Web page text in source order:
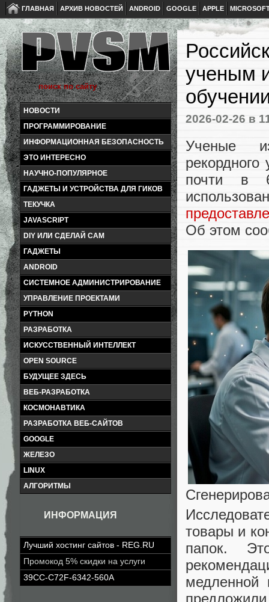
ГЛАВНАЯ АРХИВ НОВОСТЕЙ ANDROID GOOGLE APPLE
НОВОСТИ
ПРОГРАММИРОВАНИЕ
ИНФОРМАЦИОННАЯ БЕЗОПАСНОСТЬ
ЭТО ИНТЕРЕСНО
НАУЧНО-ПОПУЛЯРНОЕ
ГАДЖЕТЫ И УСТРОЙСТВА ДЛЯ ГИКОВ
ТЕКУЧКА
JAVASCRIPT
DIY ИЛИ СДЕЛАЙ САМ
ГАДЖЕТЫ
ANDROID
СИСТЕМНОЕ АДМИНИСТРИРОВАНИЕ
УПРАВЛЕНИЕ ПРОЕКТАМИ
PYTHON
РАЗРАБОТКА
ИСКУССТВЕННЫЙ ИНТЕЛЛЕКТ
OPEN SOURCE
БУДУЩЕЕ ЗДЕСЬ
ВЕБ-РАЗРАБОТКА
КОСМОНАВТИКА
РАЗРАБОТКА ВЕБ-САЙТОВ
GOOGLE
ЖЕЛЕЗО
LINUX
АЛГОРИТМЫ
ИНФОРМАЦИЯ
Лучший хостинг сайтов - REG.RU
Промокод 5% скидки на услуги
39CC-C72F-6342-560A
ученым
2026-02-26 в
Ученые
почти в
Об этом
товары и
папок.
медленной